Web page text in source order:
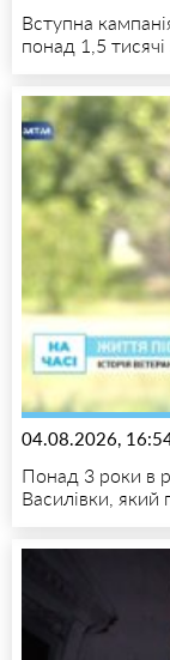
Вступна
понад 1,5 тисячі
04.08.2026,
Понад 3 роки в
Василівки,